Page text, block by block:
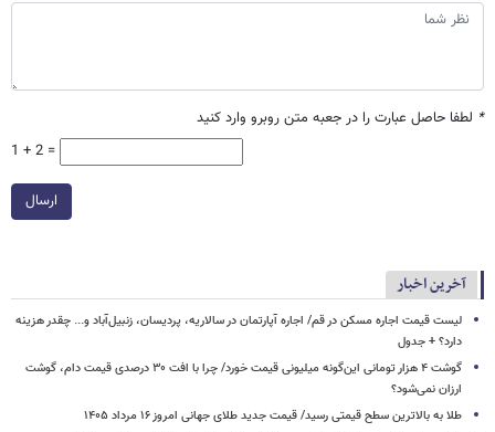
* لطفا حاصل عبارت را در جعبه متن روبرو وارد کنید
1 + 2 =
ارسال
آخرین اخبار
لیست قیمت اجاره مسکن در قم/ اجاره آپارتمان در سالاریه، پردیسان، زنبیل‌آباد و... چقدر هزینه
دارد؟ + جدول
گوشت ۴ هزار تومانی این‌گونه میلیونی قیمت خورد/ چرا با افت ۳۰ درصدی قیمت دام، گوشت
ارزان نمی‌شود؟
طلا به بالاترین سطح قیمتی رسید/ قیمت جدید طلای جهانی امروز ۱۶ مرداد ۱۴۰۵